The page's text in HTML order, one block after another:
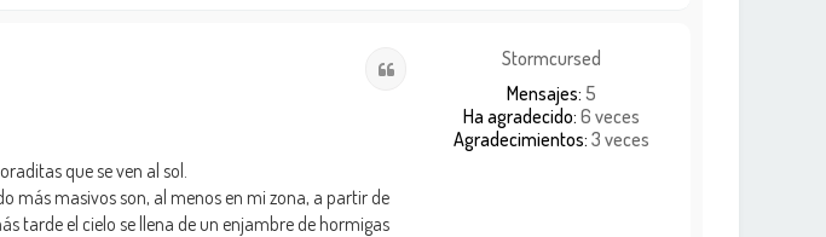
Stormcursed
Mensajes: 5
Ha agradecido: 6 veces
Agradecimientos: 3 veces
que se ven al sol.
más masivos son, al menos en mi zona, a partir de
tarde el cielo se llena de un enjambre de hormigas